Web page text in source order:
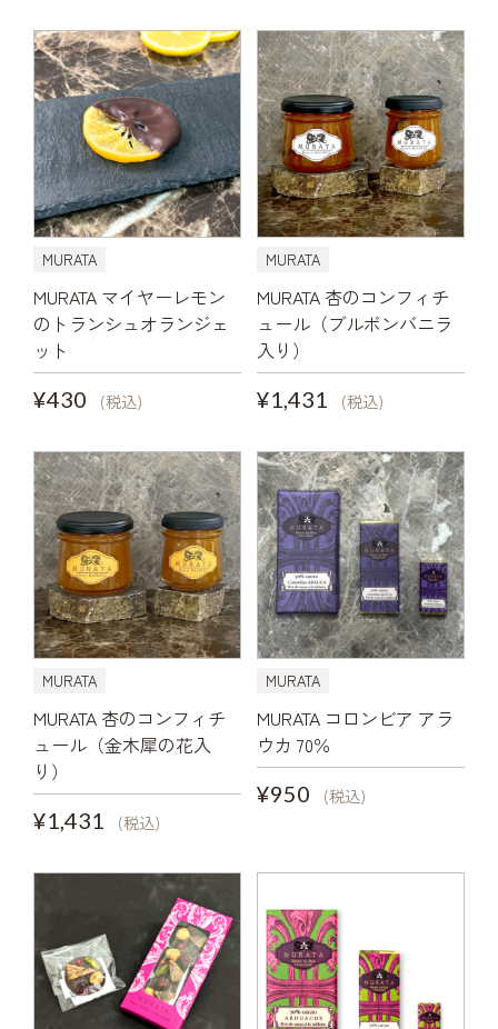
MURATA
MURATA マイヤーレモン
のトランシュオランジェ
ット
¥430
(税込)
MURATA
MURATA 杏のコンフィチ
ュール（ブルボンバニラ
入り）
¥1,431
(税込)
MURATA
MURATA 杏のコンフィチ
ュール（金木犀の花入
り）
¥1,431
(税込)
MURATA
MURATA コロンビア アラ
ウカ 70％
¥950
(税込)